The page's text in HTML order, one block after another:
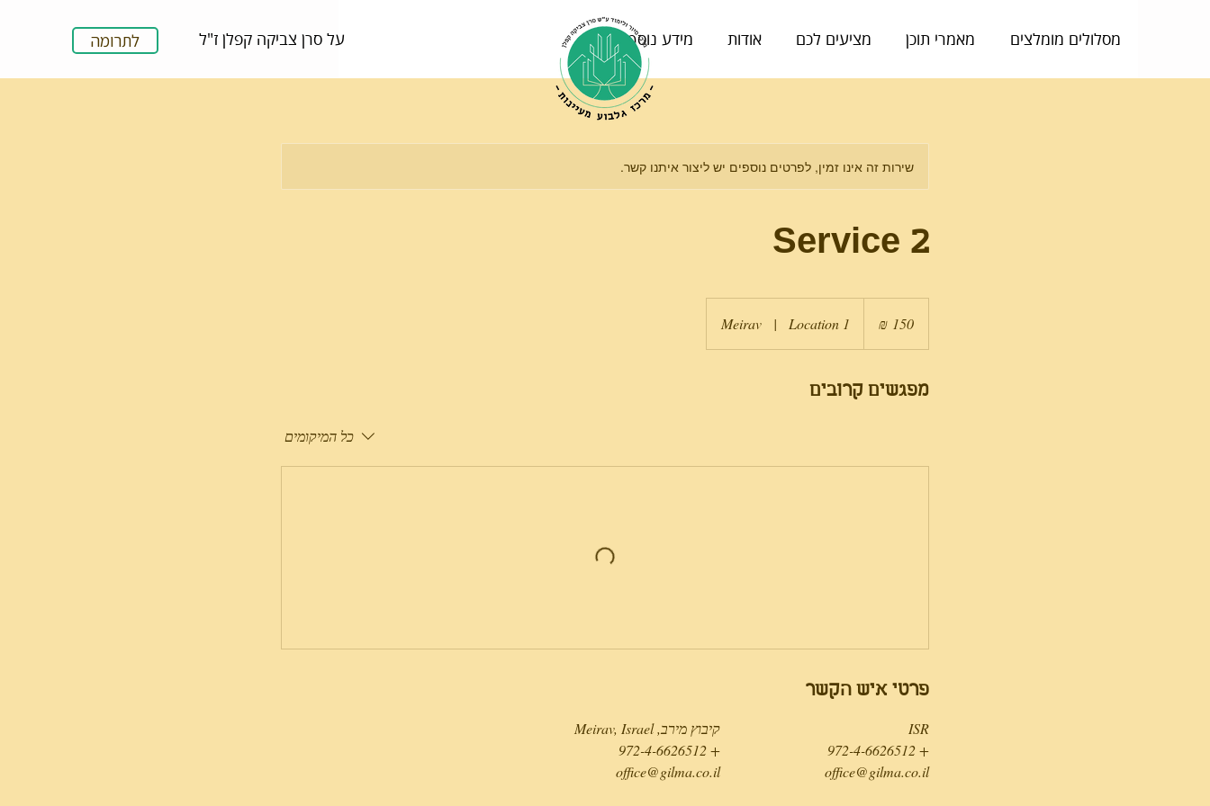
לתרומה על סרן צביקה קפלן ז"ל מסלולים מומלצים מאמרי תוכן מציעים לכם אודות מידע נוסף
שירות זה אינו זמין, לפרטים נוספים יש ליצור איתנו קשר.
Service 2
חדשים
Meirav | Location 1
מפגשים קרובים
כל המיקומים
פרטי איש הקשר
קיבוץ מירב, Meirav, Israel
+ 972-4-6626512
office@gilma.co.il
ISR
+ 972-4-6626512
office@gilma.co.il